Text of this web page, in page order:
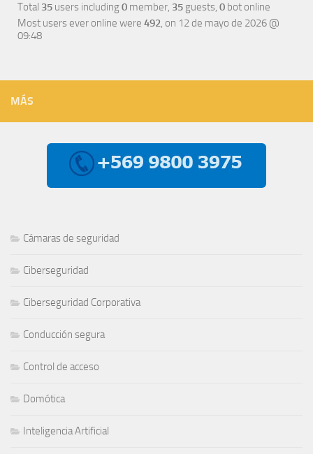
Total 35 users including0 member, 35 guests, 0 bot online
Most users ever online were 492, on 12 de mayo de 2026 @
09:48
MÁS
Cámaras de seguridad
Ciberseguridad
Ciberseguridad Corporativa
Conducción segura
Control de acceso
Domótica
Inteligencia Artificial